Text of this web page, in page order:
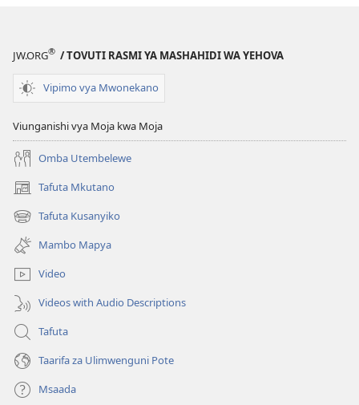
JW.ORG® / TOVUTI RASMI YA MASHAHIDI WA YEHOVA
Vipimo vya Mwonekano
Viunganishi vya Moja kwa Moja
Omba Utembelewe
Tafuta Mkutano
(opens
new
window)
Tafuta Kusanyiko
(opens
new
window)
Mambo Mapya
Video
Videos with Audio Descriptions
Tafuta
Taarifa za Ulimwenguni Pote
Msaada